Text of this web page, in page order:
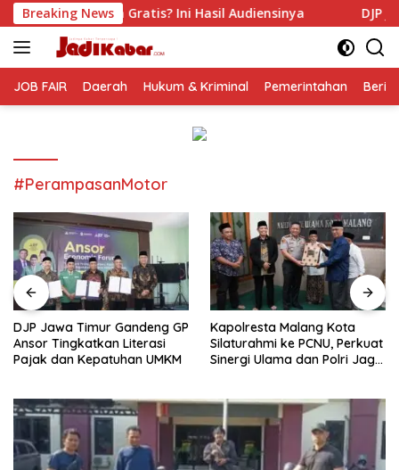
Langsung
ke
konten
Breaking News
Ini Hasil Audiensinya DJP Jawa Timur Gandeng
JOB FAIR Daerah Hukum & Kriminal Pemerintahan
#PerampasanMotor
DJP Jawa Timur Gandeng GP
Ansor Tingkatkan Literasi
Pajak dan Kepatuhan UMKM
Kapolresta Malang Kota
Silaturahmi ke PCNU, Perkuat
Sinergi Ulama dan Polri Jaga